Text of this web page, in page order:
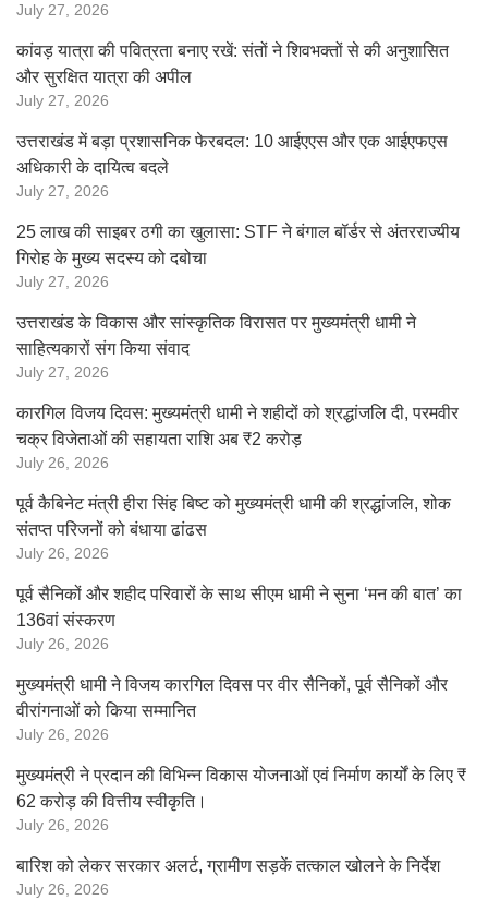
July 27, 2026
कांवड़ यात्रा की पवित्रता बनाए रखें: संतों ने शिवभक्तों से की अनुशासित
और सुरक्षित यात्रा की अपील
July 27, 2026
उत्तराखंड में बड़ा प्रशासनिक फेरबदल: 10 आईएएस और एक आईएफएस
अधिकारी के दायित्व बदले
July 27, 2026
25 लाख की साइबर ठगी का खुलासा: STF ने बंगाल बॉर्डर से अंतरराज्यीय
गिरोह के मुख्य सदस्य को दबोचा
July 27, 2026
उत्तराखंड के विकास और सांस्कृतिक विरासत पर मुख्यमंत्री धामी ने
साहित्यकारों संग किया संवाद
July 27, 2026
कारगिल विजय दिवस: मुख्यमंत्री धामी ने शहीदों को श्रद्धांजलि दी, परमवीर
चक्र विजेताओं की सहायता राशि अब ₹2 करोड़
July 26, 2026
पूर्व कैबिनेट मंत्री हीरा सिंह बिष्ट को मुख्यमंत्री धामी की श्रद्धांजलि, शोक
संतप्त परिजनों को बंधाया ढांढस
July 26, 2026
पूर्व सैनिकों और शहीद परिवारों के साथ सीएम धामी ने सुना ‘मन की बात’ का
136वां संस्करण
July 26, 2026
मुख्यमंत्री धामी ने विजय कारगिल दिवस पर वीर सैनिकों, पूर्व सैनिकों और
वीरांगनाओं को किया सम्मानित
July 26, 2026
मुख्यमंत्री ने प्रदान की विभिन्न विकास योजनाओं एवं निर्माण कार्यों के लिए ₹
62 करोड़ की वित्तीय स्वीकृति।
July 26, 2026
बारिश को लेकर सरकार अलर्ट, ग्रामीण सड़कें तत्काल खोलने के निर्देश
July 26, 2026